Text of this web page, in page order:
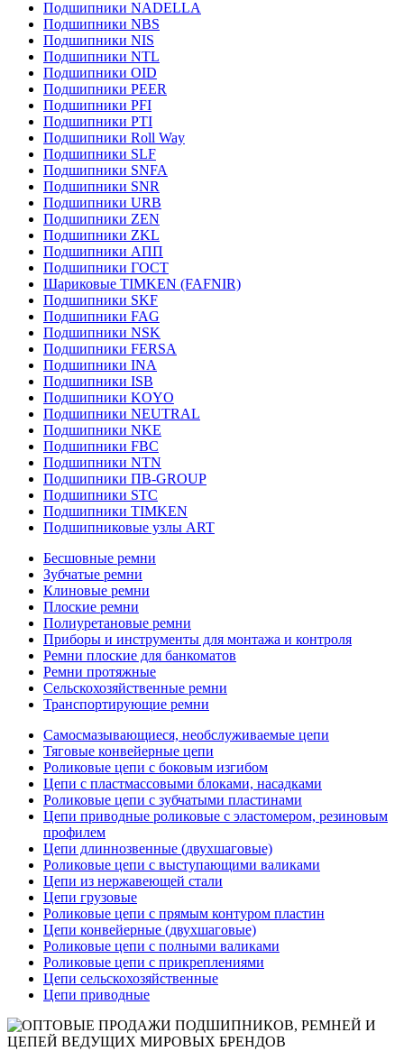
Подшипники NADELLA
Подшипники NBS
Подшипники NIS
Подшипники NTL
Подшипники OID
Подшипники PEER
Подшипники PFI
Подшипники PTI
Подшипники Roll Way
Подшипники SLF
Подшипники SNFA
Подшипники SNR
Подшипники URB
Подшипники ZEN
Подшипники ZKL
Подшипники АПП
Подшипники ГОСТ
Шариковые ТІMKEN (FAFNIR)
Подшипники SKF
Подшипники FAG
Подшипники NSK
Подшипники FERSA
Подшипники INA
Подшипники ISB
Подшипники KOYO
Подшипники NEUTRAL
Подшипники NKE
Подшипники FBC
Подшипники NTN
Подшипники ПВ-GROUP
Подшипники STC
Подшипники TIMKEN
Подшипниковые узлы ART
Бесшовные ремни
Зубчатые ремни
Клиновые ремни
Плоские ремни
Полиуретановые ремни
Приборы и инструменты для монтажа и контроля
Ремни плоские для банкоматов
Ремни протяжные
Сельскохозяйственные ремни
Транспортирующие ремни
Самосмазывающиеся, необслуживаемые цепи
Тяговые конвейерные цепи
Роликовые цепи с боковым изгибом
Цепи с пластмассовыми блоками, насадками
Роликовые цепи с зубчатыми пластинами
Цепи приводные роликовые с эластомером, резиновым
профилем
Цепи длиннозвенные (двухшаговые)
Роликовые цепи с выступающими валиками
Цепи из нержавеющей стали
Цепи грузовые
Роликовые цепи с прямым контуром пластин
Цепи конвейерные (двухшаговые)
Роликовые цепи с полными валиками
Роликовые цепи с прикреплениями
Цепи сельскохозяйственные
Цепи приводные